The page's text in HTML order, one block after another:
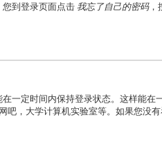
到登录页面点击 我忘了自己的密码，
一定时间内保持登录状态。这样能
，大学计算机实验室等。如果您没